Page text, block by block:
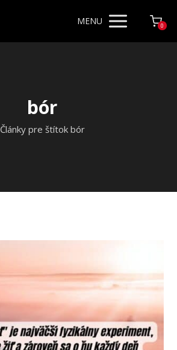
MENU 0
bór
Články pre štítok bór